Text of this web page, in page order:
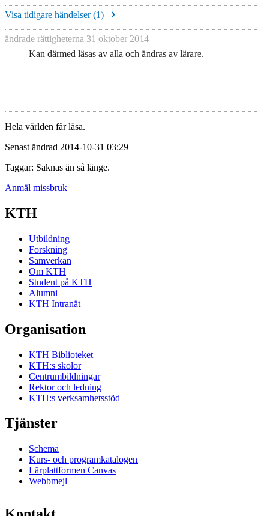
Visa tidigare händelser (1)
ändrade rättigheterna 31 oktober 2014
Kan därmed läsas av alla och ändras av lärare.
Hela världen får läsa.
Senast ändrad 2014-10-31 03:29
Taggar: Saknas än så länge.
Anmäl missbruk
KTH
Utbildning
Forskning
Samverkan
Om KTH
Student på KTH
Alumni
KTH Intranät
Organisation
KTH Biblioteket
KTH:s skolor
Centrumbildningar
Rektor och ledning
KTH:s verksamhetsstöd
Tjänster
Schema
Kurs- och programkatalogen
Lärplattformen Canvas
Webbmejl